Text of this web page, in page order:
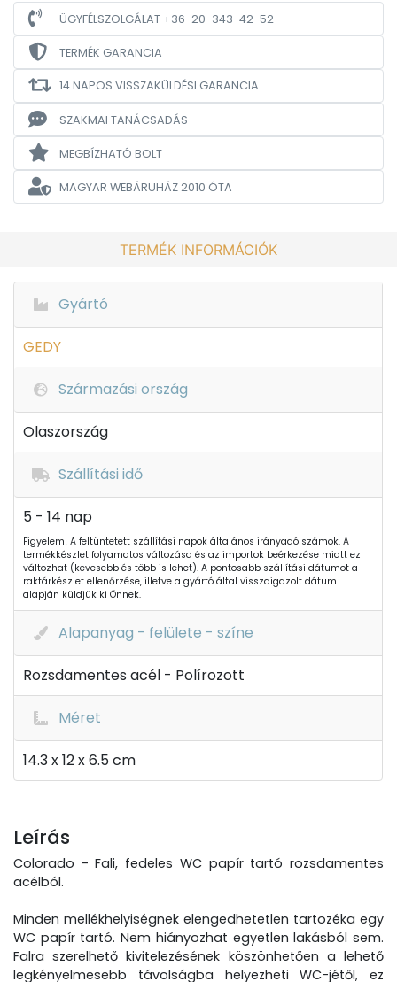
ÜGYFÉLSZOLGÁLAT +36-20-343-42-52
TERMÉK GARANCIA
14 NAPOS VISSZAKÜLDÉSI GARANCIA
SZAKMAI TANÁCSADÁS
MEGBÍZHATÓ BOLT
MAGYAR WEBÁRUHÁZ2010 ÓTA
TERMÉK INFORMÁCIÓK
Gyártó
GEDY
Származási ország
Olaszország
Szállítási idő
5 - 14 nap
Figyelem! A feltüntetett szállítási napok általános irányadó számok. A
termékkészlet folyamatos változása és az importok beérkezése miatt ez
változhat (kevesebb és több is lehet). A pontosabb szállítási dátumot a
raktárkészlet ellenőrzése, illetve a gyártó által visszaigazolt dátum
alapján küldjük ki Önnek.
Alapanyag - felülete - színe
Rozsdamentes acél - Polírozott
Méret
14.3 x 12 x 6.5 cm
Leírás
Colorado - Fali, fedeles WC papír tartó rozsdamentes
acélból.
Minden mellékhelyiségnek elengedhetetlen tartozéka egy
WC papír tartó. Nem hiányozhat egyetlen lakásból sem.
Falra szerelhető kivitelezésének köszönhetően a lehető
legkényelmesebb távolságba helyezheti WC-jétől, ez